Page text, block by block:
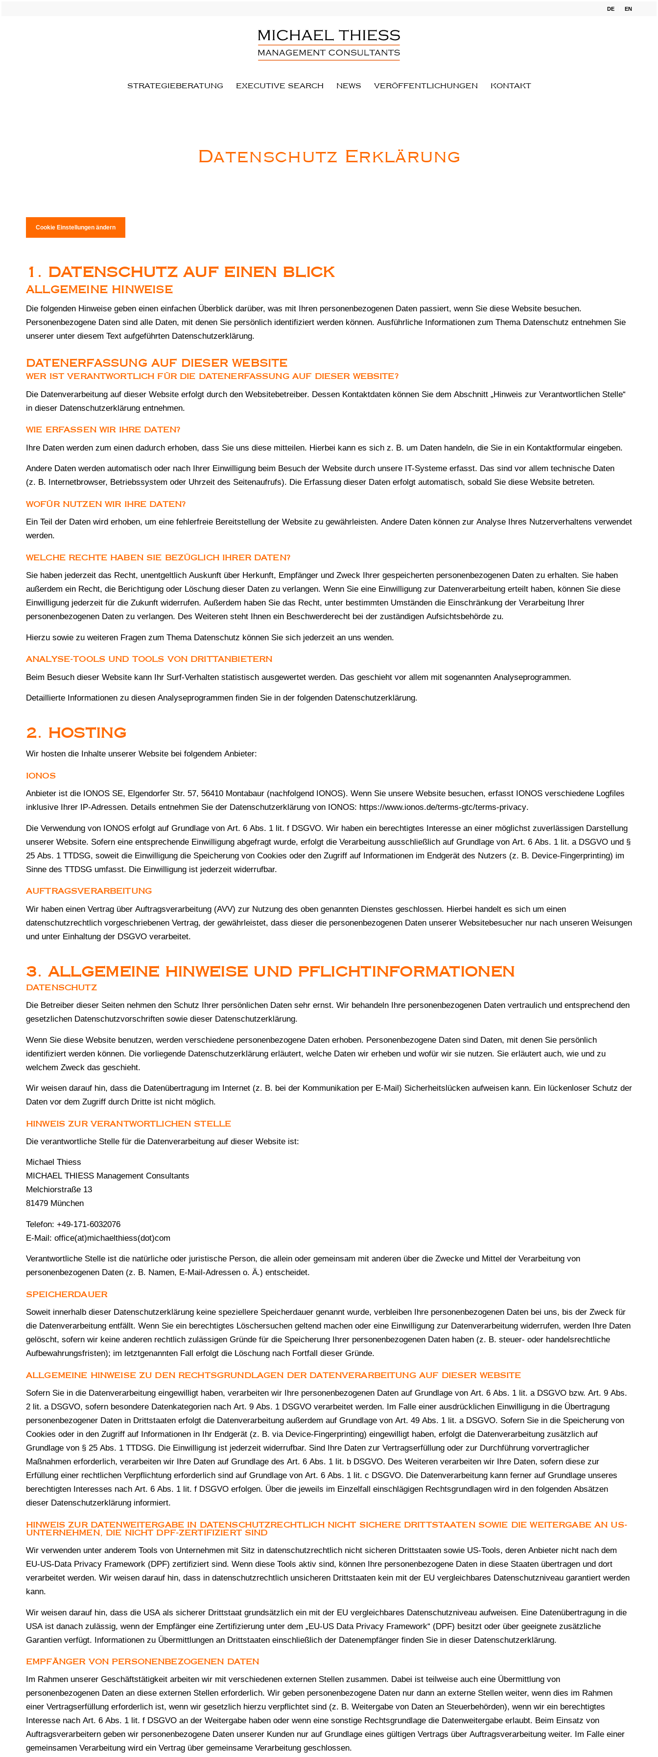
DE EN
STRATEGIEBERATUNG EXECUTIVE SEARCH NEWS VERÖFFENTLICHUNGEN KONTAKT
Datenschutz Erklärung
Cookie Einstellungen ändern
1. DATENSCHUTZ AUF EINEN BLICK
ALLGEMEINE HINWEISE
Die folgenden Hinweise geben einen einfachen Überblick darüber, was mit Ihren personenbezogenen Daten passiert, wenn Sie diese Website besuchen.
Personenbezogene Daten sind alle Daten, mit denen Sie persönlich identifiziert werden können. Ausführliche Informationen zum Thema Datenschutz entnehmen Sie
unserer unter diesem Text aufgeführten Datenschutzerklärung.
DATENERFASSUNG AUF DIESER WEBSITE
WER IST VERANTWORTLICH FÜR DIE DATENERFASSUNG AUF DIESER WEBSITE?
Die Datenverarbeitung auf dieser Website erfolgt durch den Websitebetreiber. Dessen Kontaktdaten können Sie dem Abschnitt „Hinweis zur Verantwortlichen Stelle“
in dieser Datenschutzerklärung entnehmen.
WIE ERFASSEN WIR IHRE DATEN?
Ihre Daten werden zum einen dadurch erhoben, dass Sie uns diese mitteilen. Hierbei kann es sich z. B. um Daten handeln, die Sie in ein Kontaktformular eingeben.
Andere Daten werden automatisch oder nach Ihrer Einwilligung beim Besuch der Website durch unsere IT-Systeme erfasst. Das sind vor allem technische Daten
(z. B. Internetbrowser, Betriebssystem oder Uhrzeit des Seitenaufrufs). Die Erfassung dieser Daten erfolgt automatisch, sobald Sie diese Website betreten.
WOFÜR NUTZEN WIR IHRE DATEN?
Ein Teil der Daten wird erhoben, um eine fehlerfreie Bereitstellung der Website zu gewährleisten. Andere Daten können zur Analyse Ihres Nutzerverhaltens verwendet
werden.
WELCHE RECHTE HABEN SIE BEZÜGLICH IHRER DATEN?
Sie haben jederzeit das Recht, unentgeltlich Auskunft über Herkunft, Empfänger und Zweck Ihrer gespeicherten personenbezogenen Daten zu erhalten. Sie haben
außerdem ein Recht, die Berichtigung oder Löschung dieser Daten zu verlangen. Wenn Sie eine Einwilligung zur Datenverarbeitung erteilt haben, können Sie diese
Einwilligung jederzeit für die Zukunft widerrufen. Außerdem haben Sie das Recht, unter bestimmten Umständen die Einschränkung der Verarbeitung Ihrer
personenbezogenen Daten zu verlangen. Des Weiteren steht Ihnen ein Beschwerderecht bei der zuständigen Aufsichtsbehörde zu.
Hierzu sowie zu weiteren Fragen zum Thema Datenschutz können Sie sich jederzeit an uns wenden.
ANALYSE-TOOLS UND TOOLS VON DRITT­ANBIETERN
Beim Besuch dieser Website kann Ihr Surf-Verhalten statistisch ausgewertet werden. Das geschieht vor allem mit sogenannten Analyseprogrammen.
Detaillierte Informationen zu diesen Analyseprogrammen finden Sie in der folgenden Datenschutzerklärung.
2. HOSTING
Wir hosten die Inhalte unserer Website bei folgendem Anbieter:
IONOS
Anbieter ist die IONOS SE, Elgendorfer Str. 57, 56410 Montabaur (nachfolgend IONOS). Wenn Sie unsere Website besuchen, erfasst IONOS verschiedene Logfiles
inklusive Ihrer IP-Adressen. Details entnehmen Sie der Datenschutzerklärung von IONOS: https://www.ionos.de/terms-gtc/terms-privacy.
Die Verwendung von IONOS erfolgt auf Grundlage von Art. 6 Abs. 1 lit. f DSGVO. Wir haben ein berechtigtes Interesse an einer möglichst zuverlässigen Darstellung
unserer Website. Sofern eine entsprechende Einwilligung abgefragt wurde, erfolgt die Verarbeitung ausschließlich auf Grundlage von Art. 6 Abs. 1 lit. a DSGVO und §
25 Abs. 1 TTDSG, soweit die Einwilligung die Speicherung von Cookies oder den Zugriff auf Informationen im Endgerät des Nutzers (z. B. Device-Fingerprinting) im
Sinne des TTDSG umfasst. Die Einwilligung ist jederzeit widerrufbar.
AUFTRAGSVERARBEITUNG
Wir haben einen Vertrag über Auftragsverarbeitung (AVV) zur Nutzung des oben genannten Dienstes geschlossen. Hierbei handelt es sich um einen
datenschutzrechtlich vorgeschriebenen Vertrag, der gewährleistet, dass dieser die personenbezogenen Daten unserer Websitebesucher nur nach unseren Weisungen
und unter Einhaltung der DSGVO verarbeitet.
3. ALLGEMEINE HINWEISE UND PFLICHT­INFORMATIONEN
DATENSCHUTZ
Die Betreiber dieser Seiten nehmen den Schutz Ihrer persönlichen Daten sehr ernst. Wir behandeln Ihre personenbezogenen Daten vertraulich und entsprechend den
gesetzlichen Datenschutzvorschriften sowie dieser Datenschutzerklärung.
Wenn Sie diese Website benutzen, werden verschiedene personenbezogene Daten erhoben. Personenbezogene Daten sind Daten, mit denen Sie persönlich
identifiziert werden können. Die vorliegende Datenschutzerklärung erläutert, welche Daten wir erheben und wofür wir sie nutzen. Sie erläutert auch, wie und zu
welchem Zweck das geschieht.
Wir weisen darauf hin, dass die Datenübertragung im Internet (z. B. bei der Kommunikation per E-Mail) Sicherheitslücken aufweisen kann. Ein lückenloser Schutz der
Daten vor dem Zugriff durch Dritte ist nicht möglich.
HINWEIS ZUR VERANTWORTLICHEN STELLE
Die verantwortliche Stelle für die Datenverarbeitung auf dieser Website ist:
Michael Thiess
MICHAEL THIESS Management Consultants
Melchiorstraße 13
81479 München
Telefon: +49-171-6032076
E-Mail: office(at)michaelthiess(dot)com
Verantwortliche Stelle ist die natürliche oder juristische Person, die allein oder gemeinsam mit anderen über die Zwecke und Mittel der Verarbeitung von
personenbezogenen Daten (z. B. Namen, E-Mail-Adressen o. Ä.) entscheidet.
SPEICHERDAUER
Soweit innerhalb dieser Datenschutzerklärung keine speziellere Speicherdauer genannt wurde, verbleiben Ihre personenbezogenen Daten bei uns, bis der Zweck für
die Datenverarbeitung entfällt. Wenn Sie ein berechtigtes Löschersuchen geltend machen oder eine Einwilligung zur Datenverarbeitung widerrufen, werden Ihre Daten
gelöscht, sofern wir keine anderen rechtlich zulässigen Gründe für die Speicherung Ihrer personenbezogenen Daten haben (z. B. steuer- oder handelsrechtliche
Aufbewahrungsfristen); im letztgenannten Fall erfolgt die Löschung nach Fortfall dieser Gründe.
ALLGEMEINE HINWEISE ZU DEN RECHTSGRUNDLAGEN DER DATENVERARBEITUNG AUF DIESER WEBSITE
Sofern Sie in die Datenverarbeitung eingewilligt haben, verarbeiten wir Ihre personenbezogenen Daten auf Grundlage von Art. 6 Abs. 1 lit. a DSGVO bzw. Art. 9 Abs.
2 lit. a DSGVO, sofern besondere Datenkategorien nach Art. 9 Abs. 1 DSGVO verarbeitet werden. Im Falle einer ausdrücklichen Einwilligung in die Übertragung
personenbezogener Daten in Drittstaaten erfolgt die Datenverarbeitung außerdem auf Grundlage von Art. 49 Abs. 1 lit. a DSGVO. Sofern Sie in die Speicherung von
Cookies oder in den Zugriff auf Informationen in Ihr Endgerät (z. B. via Device-Fingerprinting) eingewilligt haben, erfolgt die Datenverarbeitung zusätzlich auf
Grundlage von § 25 Abs. 1 TTDSG. Die Einwilligung ist jederzeit widerrufbar. Sind Ihre Daten zur Vertragserfüllung oder zur Durchführung vorvertraglicher
Maßnahmen erforderlich, verarbeiten wir Ihre Daten auf Grundlage des Art. 6 Abs. 1 lit. b DSGVO. Des Weiteren verarbeiten wir Ihre Daten, sofern diese zur
Erfüllung einer rechtlichen Verpflichtung erforderlich sind auf Grundlage von Art. 6 Abs. 1 lit. c DSGVO. Die Datenverarbeitung kann ferner auf Grundlage unseres
berechtigten Interesses nach Art. 6 Abs. 1 lit. f DSGVO erfolgen. Über die jeweils im Einzelfall einschlägigen Rechtsgrundlagen wird in den folgenden Absätzen
dieser Datenschutzerklärung informiert.
HINWEIS ZUR DATENWEITERGABE IN DATENSCHUTZRECHTLICH NICHT SICHERE DRITTSTAATEN SOWIE DIE WEITERGABE AN US-
UNTERNEHMEN, DIE NICHT DPF-ZERTIFIZIERT SIND
Wir verwenden unter anderem Tools von Unternehmen mit Sitz in datenschutzrechtlich nicht sicheren Drittstaaten sowie US-Tools, deren Anbieter nicht nach dem
EU-US-Data Privacy Framework (DPF) zertifiziert sind. Wenn diese Tools aktiv sind, können Ihre personenbezogene Daten in diese Staaten übertragen und dort
verarbeitet werden. Wir weisen darauf hin, dass in datenschutzrechtlich unsicheren Drittstaaten kein mit der EU vergleichbares Datenschutzniveau garantiert werden
kann.
Wir weisen darauf hin, dass die USA als sicherer Drittstaat grundsätzlich ein mit der EU vergleichbares Datenschutzniveau aufweisen. Eine Datenübertragung in die
USA ist danach zulässig, wenn der Empfänger eine Zertifizierung unter dem „EU-US Data Privacy Framework“ (DPF) besitzt oder über geeignete zusätzliche
Garantien verfügt. Informationen zu Übermittlungen an Drittstaaten einschließlich der Datenempfänger finden Sie in dieser Datenschutzerklärung.
EMPFÄNGER VON PERSONENBEZOGENEN DATEN
Im Rahmen unserer Geschäftstätigkeit arbeiten wir mit verschiedenen externen Stellen zusammen. Dabei ist teilweise auch eine Übermittlung von
personenbezogenen Daten an diese externen Stellen erforderlich. Wir geben personenbezogene Daten nur dann an externe Stellen weiter, wenn dies im Rahmen
einer Vertragserfüllung erforderlich ist, wenn wir gesetzlich hierzu verpflichtet sind (z. B. Weitergabe von Daten an Steuerbehörden), wenn wir ein berechtigtes
Interesse nach Art. 6 Abs. 1 lit. f DSGVO an der Weitergabe haben oder wenn eine sonstige Rechtsgrundlage die Datenweitergabe erlaubt. Beim Einsatz von
Auftragsverarbeitern geben wir personenbezogene Daten unserer Kunden nur auf Grundlage eines gültigen Vertrags über Auftragsverarbeitung weiter. Im Falle einer
gemeinsamen Verarbeitung wird ein Vertrag über gemeinsame Verarbeitung geschlossen.